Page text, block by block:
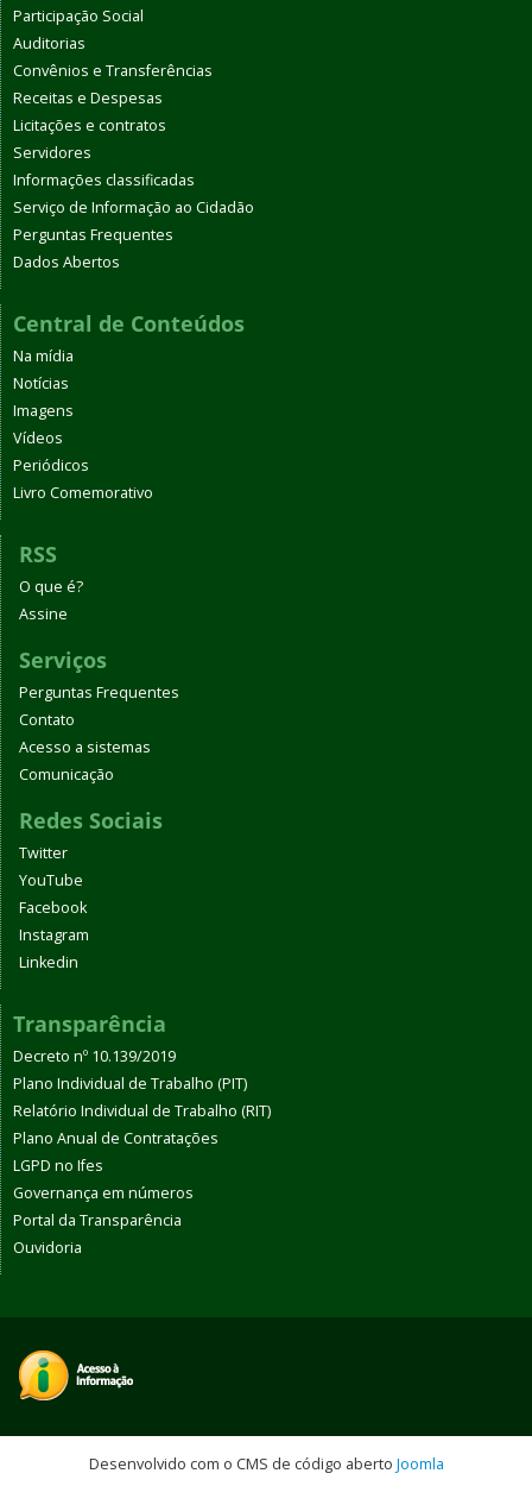
Participação Social
Auditorias
Convênios e Transferências
Receitas e Despesas
Licitações e contratos
Servidores
Informações classificadas
Serviço de Informação ao Cidadão
Perguntas Frequentes
Dados Abertos
Central de Conteúdos
Na mídia
Notícias
Imagens
Vídeos
Periódicos
Livro Comemorativo
RSS
O que é?
Assine
Serviços
Perguntas Frequentes
Contato
Acesso a sistemas
Comunicação
Redes Sociais
Twitter
YouTube
Facebook
Instagram
Linkedin
Transparência
Decreto nº 10.139/2019
Plano Individual de Trabalho (PIT)
Relatório Individual de Trabalho (RIT)
Plano Anual de Contratações
LGPD no Ifes
Governança em números
Portal da Transparência
Ouvidoria
Desenvolvido com o CMS de código aberto Joomla